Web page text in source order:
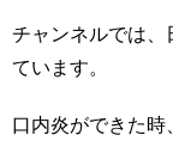
チャンネルでは
ています。
口内炎ができた時